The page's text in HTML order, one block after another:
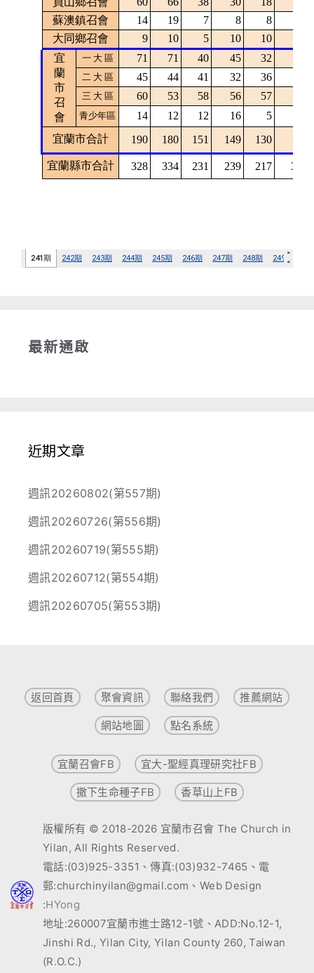
最新通啟
近期文章
週訊20260802(第557期)
週訊20260726(第556期)
週訊20260719(第555期)
週訊20260712(第554期)
週訊20260705(第553期)
返回首頁 聚會資訊 聯絡我們 推薦網站
網站地圖 點名系統
宜蘭召會FB 宜大-聖經真理研究社FB
撒下生命種子FB 香草山上FB
版權所有 © 2018-2026 宜蘭市召會 The Church in
Yilan, All Rights Reserved.
電話:(03)925-3351、傳真:(03)932-7465、電
郵:churchinyilan@gmail.com、Web Design
:HYong
地址:260007宜蘭市進士路12-1號、ADD:No.12-1,
Jinshi Rd., Yilan City, Yilan County 260, Taiwan
(R.O.C.)